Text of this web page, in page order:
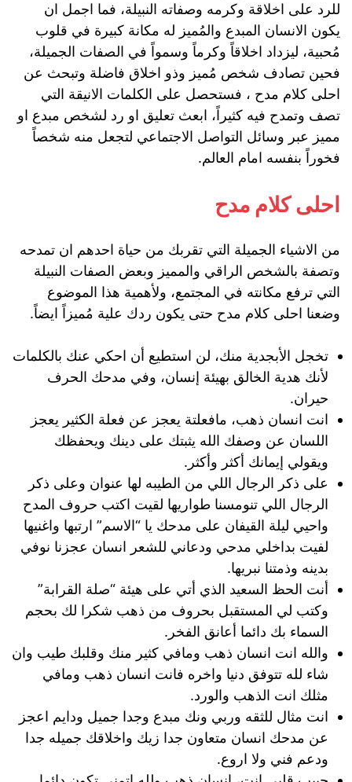
للرد على اخلاقة وكرمه وصفاته النبيلة، فما اجمل ان
يكون الانسان المبدع والمُميز له مكانة كبيرة في قلوب
مُحبية، ليزداد اخلاقاً وكرماً وسمواً في الصفات الجميلة،
فحين تصادف شخص مُميز وذو اخلاق فاضلة وتبحث عن
احلى كلام مدح ، فستحصل على الكلمات الانيقة التي
تصف وتمدح فيه كثيراً، ابعث تعليق او رد لشخص مبدع او
مميز عبر وسائل التواصل الاجتماعي لتجعل منه شخصاً
فخوراً بنفسه امام العالم.
احلى كلام مدح
من الاشياء الجميلة التي تقربك من حياة احدهم ان تمدحه
وتصفة بالشخص الراقي والمميز وبعض الصفات النبيلة
التي ترفع مكانته في المجتمع، ولأهمية هذا الموضوع
وضعنا احلى كلام مدح حتى يكون ردك علية مُميزاً ايضاً.
تخجل الأبجدية منك، لن استطيع أن احكي عنك بالكلمات
لأنك هدية الخالق بهيئة إنسان، وفي مدحك الحرف
حيران.
انت انسان ذهب، مافعلتة يعجز عن فعلة الكثير يعجز
اللسان عن وصفك الله يثبتك على دينك ويحفظك
ويقولي إيمانك أكثر وأكثر.
على ذكر الرجال اللي من الطيبه لها عنوان وعلى ذكر
الرجال اللي تنومسنا طواريها لقيت اكتب حروف المدح
واحيي ليلة القيفان على مدحك يا “الاسم” ارتبها واغنيها
لفيت بداخلي مدحي ودعاني للشعر انسان عجزنا نوفي
بدينه وذمتنا نبريها.
أنت الحظ السعيد الذي أتي على هيئة “صلة القرابة”
وكتب لي المستقبل بحروف من ذهب شكرا لك بحجم
السماء بك دائما أعانق الفخر.
والله انت انسان ذهب ومافي كثير منك وقلبك طيب وان
شاء لله تتوفق دنيا واخره فانت انسان ذهب ومافي
مثلك انت الذهب والورد.
انت مثال للثقه وربي ونك مبدع وجدا جميل ودايم اعجز
عن مدحك انسان متعاون جدا زيك واخلاقك جميله جدا
ودعم فني ولا اروع.